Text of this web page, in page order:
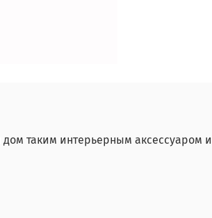
таким интерьерным аксессуаром